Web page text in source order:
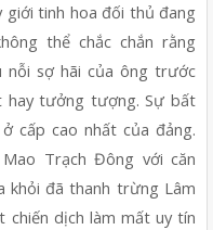
giới tinh hoa đối thủ đang
thể chắc chắn rằng
nỗi sợ hãi của ông trước
hay tưởng tượng. Sự bất
cấp cao nhất của đảng.
Trạch Đông với căn
khỏi đã thanh trừng Lâm
dịch làm mất uy tín